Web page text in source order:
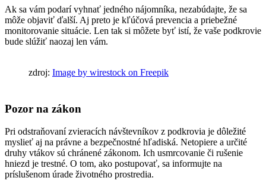
Ak sa vám podarí vyhnať jedného nájomníka, nezabúdajte, že sa
môže objaviť ďalší. Aj preto je kľúčová prevencia a priebežné
monitorovanie situácie. Len tak si môžete byť istí, že vaše podkrovie
bude slúžiť naozaj len vám.
zdroj: Image by wirestock on Freepik
Pozor na zákon
Pri odstraňovaní zvieracích návštevníkov z podkrovia je dôležité
myslieť aj na právne a bezpečnostné hľadiská. Netopiere a určité
druhy vtákov sú chránené zákonom. Ich usmrcovanie či rušenie
hniezd je trestné. O tom, ako postupovať, sa informujte na
príslušenom úrade životného prostredia.